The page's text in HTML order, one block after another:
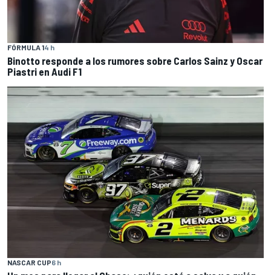
FÓRMULA 14 h
Binotto responde a los rumores sobre Carlos Sainz y Oscar
Piastri en Audi F1
NASCAR CUP6 h